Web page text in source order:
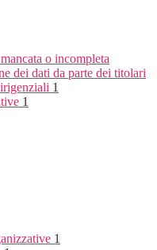
o incompleta
dei dati da parte dei titolari
1
1
1